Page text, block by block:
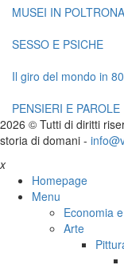
MUSEI IN POLTRONA
SESSO E PSICHE
Il giro del mondo in
PENSIERI E PAROLE
2026 © Tutti di diritti
storia di domani -
x
Homepage
Menu
Economia
Arte